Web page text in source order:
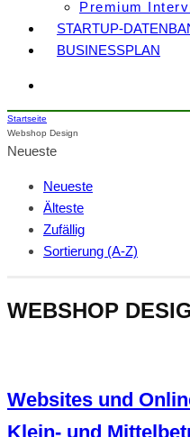
Premium
STARTUP-
BUSINESSPLAN
Startseite
Webshop Design
Neueste
Neueste
Älteste
Zufällig
Sortierung (A-Z)
WEBSHOP
Websites und
Klein- und